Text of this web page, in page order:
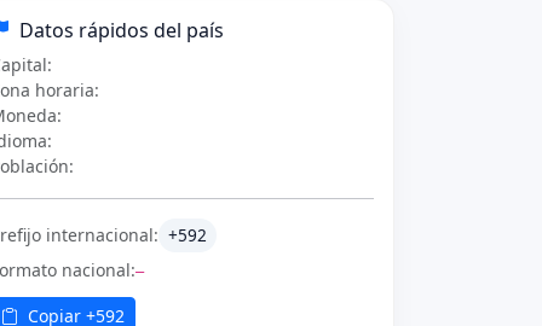
Datos rápidos del país
horaria:
internacional: +592
nacional:—
Copiar +592